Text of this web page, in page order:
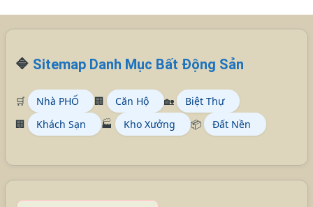
🔷 Sitemap Danh Mục Bất Động Sản
🛒 Nhà PHỐ 🏢 Căn Hộ 🏡
Biệt Thự
🏢
Khách Sạn 🏭 Kho Xưởng 📦 Đất Nền